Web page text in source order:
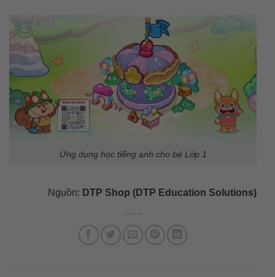
Ứng dụng học tiếng anh cho bé Lớp 1
Nguồn: DTP Shop (DTP Education Solutions)